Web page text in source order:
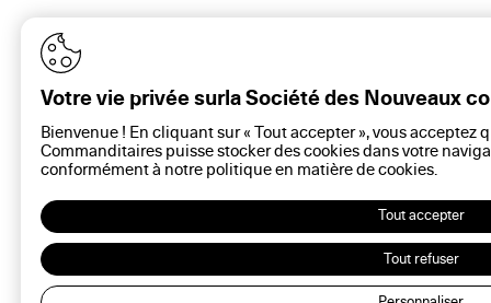
Votre vie privée surla Société des Nouveaux
Bienvenue ! En cliquant sur « Tout accepter », vous acceptez
Commanditaires puisse stocker des cookies dans votre
conformément à notre politique en matière decookies.
Tout accepter
Tout refuser